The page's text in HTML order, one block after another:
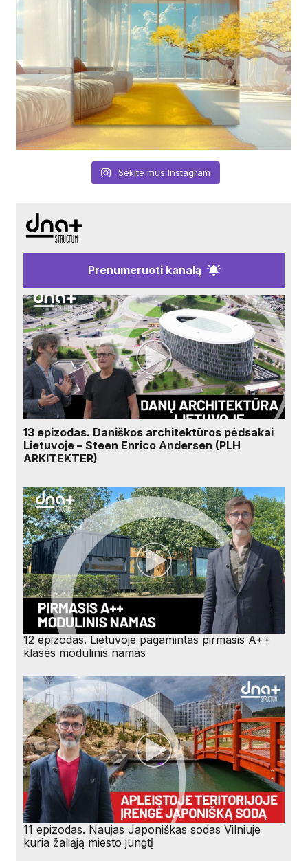
Sekite mus Instagram
Prenumeruoti kanalą
13 epizodas. Daniškos architektūros pėdsakai
Lietuvoje – Steen Enrico Andersen (PLH
ARKITEKTER)
12 epizodas. Lietuvoje pagamintas pirmasis A++
klasės modulinis namas
11 epizodas. Naujas Japoniškas sodas Vilniuje
kuria žaliąją miesto jungtį